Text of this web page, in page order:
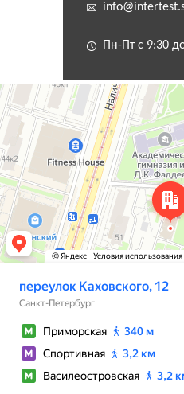
Санкт‑Петербург
Переулок Каховского, 12 — Яндекс Карты
Пн-Пт с 9:30